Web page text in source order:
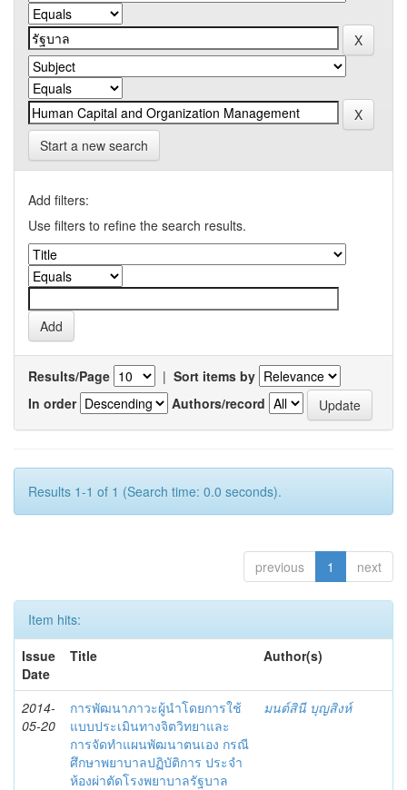
Start a new search
Add filters:
Use filters to refine the search results.
Results/Page | Sort items by
In order
Authors/record
Results 1-1 of 1 (Search time: 0.0 seconds).
previous 1 next
Item hits:
Issue
Date
Title Author(s)
2014-
05-20
การพัฒนาภาวะผู้นำโดยการใช้
แบบประเมินทางจิตวิทยาและ
การจัดทำแผนพัฒนาตนเอง กรณี
ศึกษาพยาบาลปฏิบัติการ ประจำ
ห้องผ่าตัดโรงพยาบาลรัฐบาล
มนต์สินี บุญสิงห์